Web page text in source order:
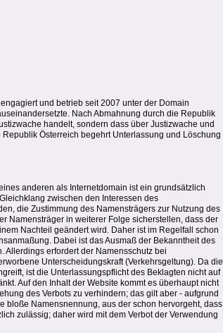
und betrieb seit 2007 unter der Domain
Nach Abmahnung durch die Republik
handelt, sondern dass über Justizwache und
Österreich begehrt Unterlassung und Löschung
anderen als Internetdomain ist ein grundsätzlich
zwischen den Interessen des
die Zustimmung des Namensträgers zur Nutzung des
Namensträger in weiterer Folge sicherstellen, dass der
Nachteil geändert wird. Daher ist im Regelfall schon
Dabei ist das Ausmaß der Bekanntheit des
Allerdings erfordert der Namensschutz bei
Unterscheidungskraft (Verkehrsgeltung). Da die
ist die Unterlassungspflicht des Beklagten nicht auf
Auf den Inhalt der Website kommt es überhaupt nicht
des Verbots zu verhindern; das gilt aber - aufgrund
bloße Namensnennung, aus der schon hervorgeht, dass
zulässig; daher wird mit dem Verbot der Verwendung